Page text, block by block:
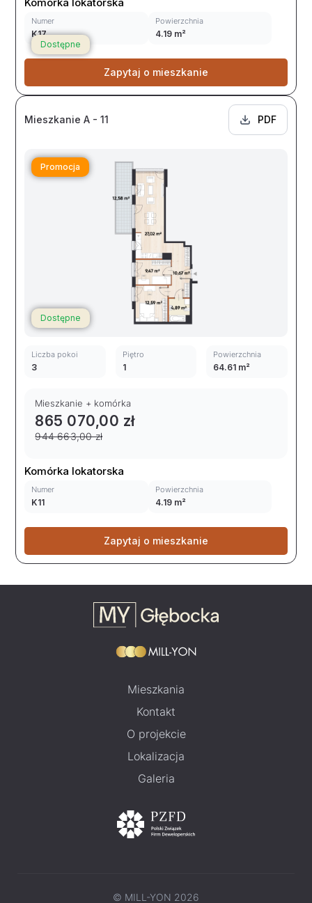
Dostępne
Numer
K17
Powierzchnia
4.19 m²
Zapytaj o mieszkanie
Mieszkanie A - 11 PDF
Dostępne
Promocja
Liczba pokoi
3
Piętro
1
Powierzchnia
64.61 m²
Mieszkanie + komórka
865 070,00 zł
944 663,00 zł
Komórka lokatorska
Numer
K11
Powierzchnia
4.19 m²
Zapytaj o mieszkanie
Mieszkania
Kontakt
O projekcie
Lokalizacja
Galeria
© MILL-YON 2026